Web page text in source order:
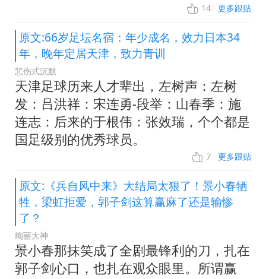
14 更多跟贴
原文:66岁足坛名宿：年少成名，效力日本34
年，晚年定居天津，致力青训
悲伤式沉默
天津足球历来人才辈出，左树声：左树
发：吕洪祥：宋连勇-段举：山春季：施
连志：后来的于根伟：张效瑞，个个都是
国足级别的优秀球员。
7 更多跟贴
原文:《兵自风中来》大结局太狠了！景小春牺
牲，梁虹拒爱，郭子剑这算赢麻了还是输惨
了？
绚丽大神
景小春那抹笑成了全剧最锋利的刀，扎在
郭子剑心口，也扎在观众眼里。所谓赢